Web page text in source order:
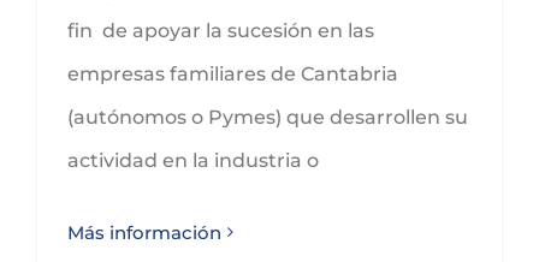
fin de apoyar la sucesión en las
empresas familiares de Cantabria
(autónomos o Pymes) que desarrollen su
actividad en la industria o
Más información